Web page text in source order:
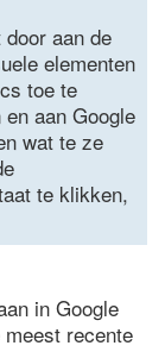
aan de
elementen
toe te
aan Google
wat te ze
te klikken,
in Google
recente